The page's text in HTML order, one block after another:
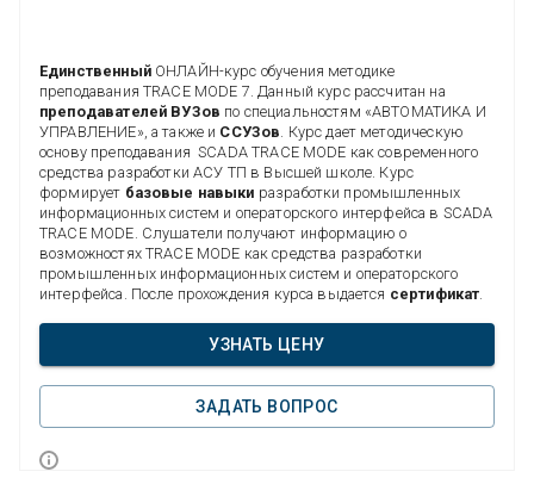
Единственный ОНЛАЙН-курс обучения методике
преподавания TRACE MODE 7. Данный курс рассчитан на
преподавателей ВУЗов по специальностям «АВТОМАТИКА И
УПРАВЛЕНИЕ», а также и ССУЗов . Курс дает методическую
основу преподавания SCADA TRACE MODE как современного
средства разработки АСУ ТП в Высшей школе. Курс
формирует базовые навыки разработки промышленных
информационных систем и операторского интерфейса в SCADA
TRACE MODE. Слушатели получают информацию о
возможностях TRACE MODE как средства разработки
промышленных информационных систем и операторского
интерфейса. После прохождения курса выдается сертификат
УЗНАТЬ ЦЕНУ
ЗАДАТЬ ВОПРОС